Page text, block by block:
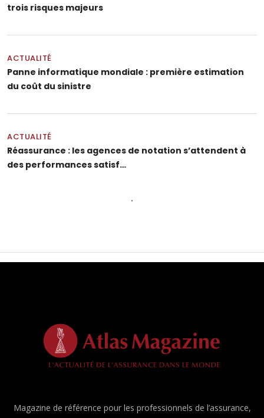
trois risques majeurs
ACTUALITÉ
Panne informatique mondiale : première estimation
du coût du sinistre
ACTUALITÉ
Réassurance : les agences de notation s’attendent à
des performances satisf…
Magazine de référence pour les professionnels de l’assurance,